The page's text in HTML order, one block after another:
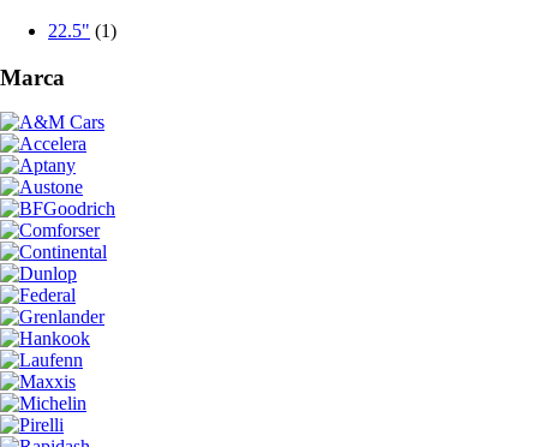
22.5" (1)
Marca